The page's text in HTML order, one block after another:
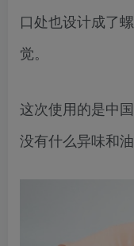
口处也设计成了
觉。
这次使用的是中
没有什么异味和油